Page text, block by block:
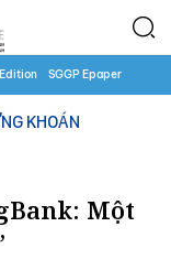
SGGP Epaper
KHOÁN
Một